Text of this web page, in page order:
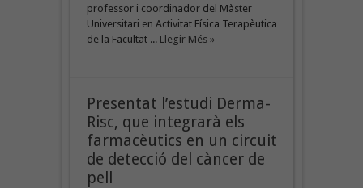
professor i coordinador del Màster
Universitari en Activitat Física Terapèutica
de la Facultat ... Llegir Més »
Presentat l’estudi Derma-
Risc, que integrarà els
farmacèutics en un circuit
de detecció del càncer de
pell